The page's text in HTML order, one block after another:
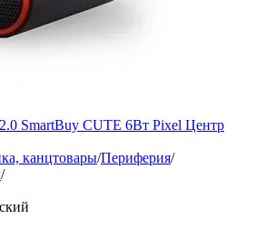
SmartBuy CUTE 6Вт Pixel Центр
канцтовары/Периферия/
/